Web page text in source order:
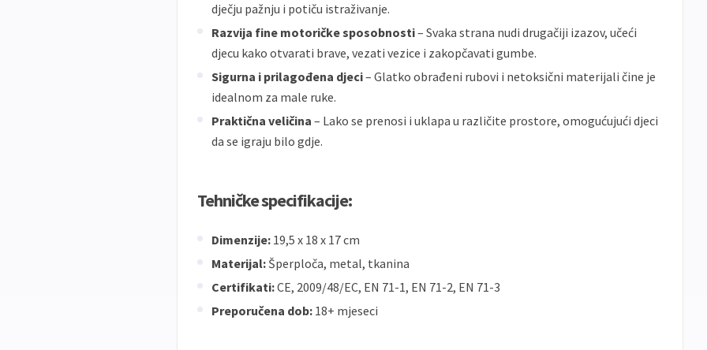
dječju pažnju i potiču istraživanje.
Razvija fine motoričke sposobnosti– Svaka strana nudi drugačiji izazov, učeći
djecu kako otvarati brave, vezati vezice i zakopčavati gumbe.
Sigurna i prilagođena djeci– Glatko obrađeni rubovi i netoksični materijali čine je
idealnom za male ruke.
Praktična veličina – Lako se prenosi i uklapa u različite prostore, omogućujući djeci
da se igraju bilo gdje.
Tehničke specifikacije:
Dimenzije: 19,5 x 18 x 17 cm
Materijal: Šperploča, metal, tkanina
Certifikati:CE, 2009/48/EC, EN 71-1, EN 71-2, EN 71-3
Preporučena dob: 18+ mjeseci